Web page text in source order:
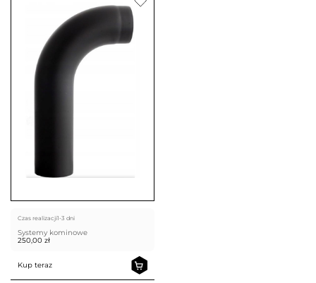
Czas realizacji1-3 dni
Systemy kominowe
250,00 zł
Kup teraz